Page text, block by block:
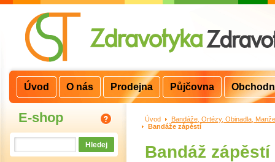
E-shop Úvod >
Bandáže, Ortézy, Obinadla,
Bandáže zápěstí
Bandáž
Úvod O nás Prodejna Půjčovna